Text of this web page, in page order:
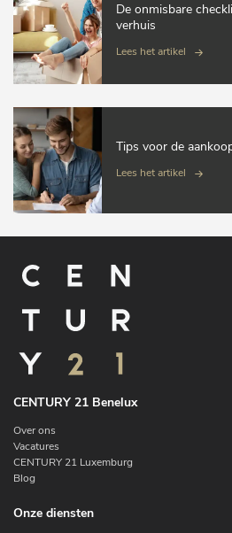
De onmisbare
verhuis
Lees het artikel
Tips voor de
Lees het artikel
CENTURY 21 Benelux
Over ons
Vacatures
CENTURY 21 Luxemburg
Blog
Onze diensten